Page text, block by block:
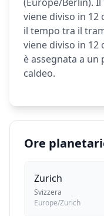
viene diviso in
il tempo tra il
viene diviso in
è assegnata a
caldeo.
Ore
Zurich
Svizzera
Europe/Zurich